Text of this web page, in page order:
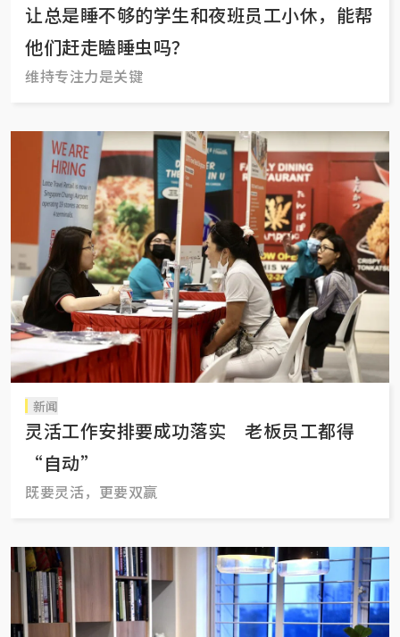
让总是睡不够的学生和夜班员工小休，能帮
他们赶走瞌睡虫吗？
维持专注力是关键
新闻
灵活工作安排要成功落实 老板员工都得
“自动”
既要灵活，更要双赢